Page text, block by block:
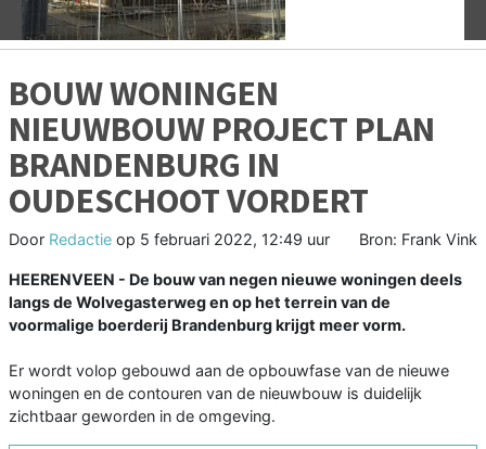
BOUW WONINGEN
NIEUWBOUW PROJECT PLAN
BRANDENBURG IN
OUDESCHOOT VORDERT
Door Redactie op 5 februari 2022, 12:49 uur Bron: Frank Vink
HEERENVEEN - De bouw van negen nieuwe woningen deels
langs de Wolvegasterweg en op het terrein van de
voormalige boerderij Brandenburg krijgt meer vorm.
Er wordt volop gebouwd aan de opbouwfase van de nieuwe
woningen en de contouren van de nieuwbouw is duidelijk
zichtbaar geworden in de omgeving.